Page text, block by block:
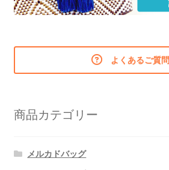
よくあるご質問
商品カテゴリー
メルカドバッグ